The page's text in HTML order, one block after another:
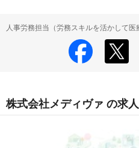
人事労務担当（労務スキルを活かして
株式会社メディヴァ の求人